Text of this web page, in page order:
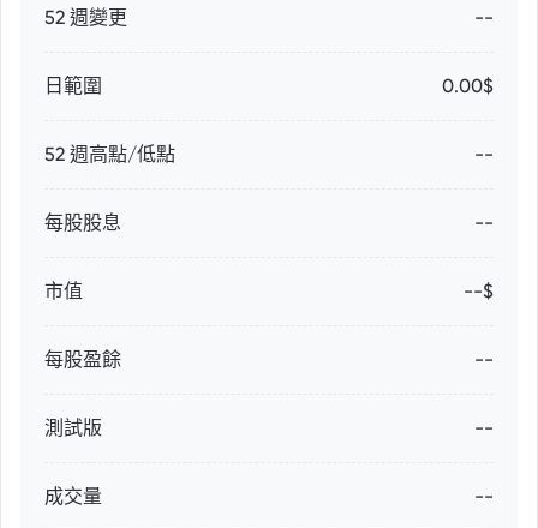
52 週變更 --
日範圍 0.00$
52 週高點/低點 --
每股股息 --
市值 --$
每股盈餘 --
測試版 --
成交量 --